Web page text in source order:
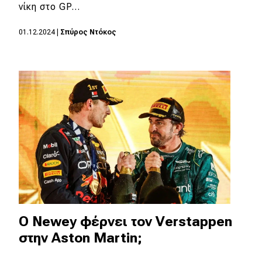
νίκη στο GP…
01.12.2024| Σπύρος Ντόκος
O Newey φέρνει τον Verstappen
στην Aston Martin;